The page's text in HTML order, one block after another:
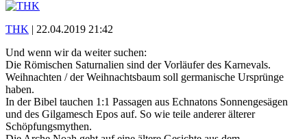
THK | 22.04.2019 21:42
Und wenn wir da weiter suchen:
Die Römischen Saturnalien sind der Vorläufer des Karnevals.
Weihnachten / der Weihnachtsbaum soll germanische Ursprünge
haben.
In der Bibel tauchen 1:1 Passagen aus Echnatons Sonnengesägen
und des Gilgamesch Epos auf. So wie teile anderer älterer
Schöpfungsmythen.